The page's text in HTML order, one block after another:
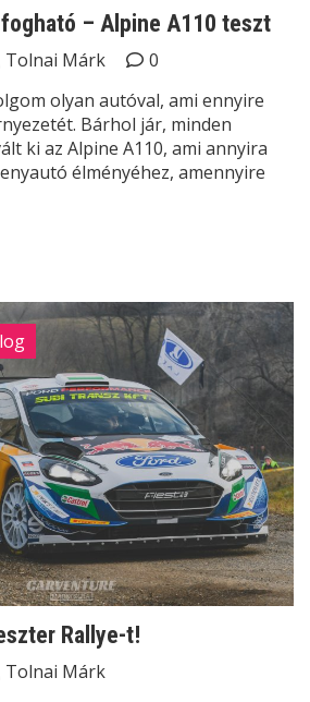
– Alpine A110 teszt
Tolnai Márk
0
olyan autóval, ami ennyire
Bárhol jár, minden
ki az Alpine A110, ami annyira
élményéhez, amennyire
Rallye-t!
Tolnai Márk